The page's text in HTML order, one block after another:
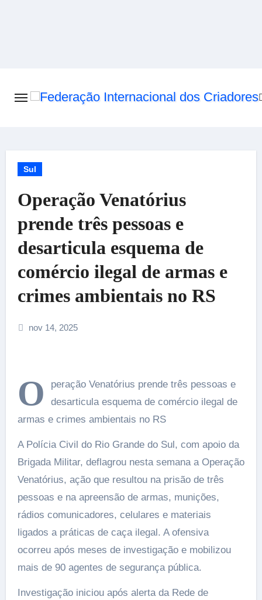
Sul
Operação Venatórius
prende três pessoas e
desarticula esquema de
comércio ilegal de armas e
crimes ambientais no RS
nov 14, 2025
O
peração Venatórius prende três pessoas e
desarticula esquema de comércio ilegal de
armas e crimes ambientais no RS
A Polícia Civil do Rio Grande do Sul, com apoio da
Brigada Militar, deflagrou nesta semana a Operação
Venatórius, ação que resultou na prisão de três
pessoas e na apreensão de armas, munições,
rádios comunicadores, celulares e materiais
ligados a práticas de caça ilegal. A ofensiva
ocorreu após meses de investigação e mobilizou
mais de 90 agentes de segurança pública.
Investigação iniciou após alerta da Rede de